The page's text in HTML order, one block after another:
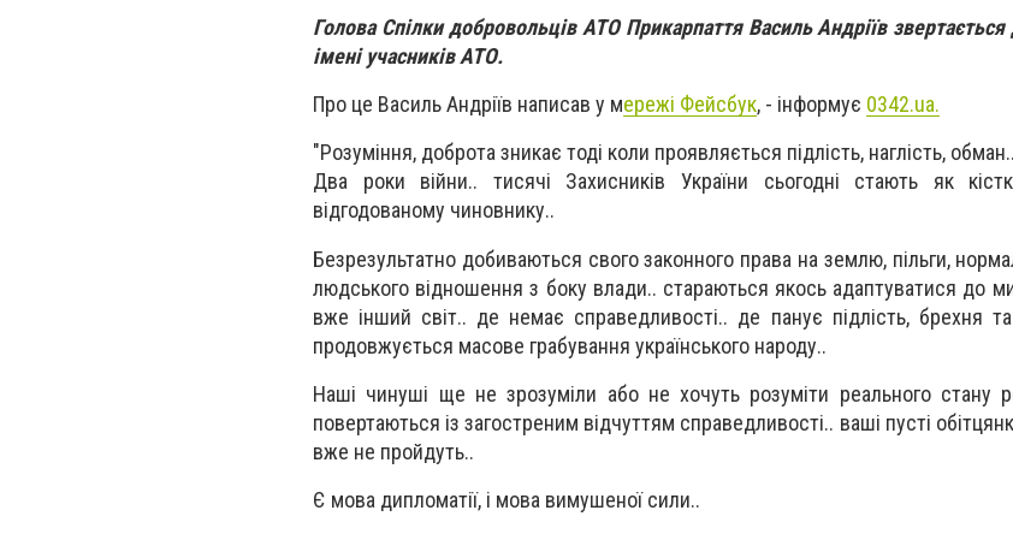
Голова Спілки добровольців АТО Прикарпаття Василь Андріїв звертається
імені учасників АТО.
Про це Василь Андріїв написав у мережі Фейсбук, - інформує 0342.ua.
"Розуміння, доброта зникає тоді коли проявляється підлість, наглість, обман..
Два роки війни.. тисячі Захисників України сьогодні стають як
відгодованому чиновнику..
Безрезультатно добиваються свого законного права на землю, пільги,
людського відношення з боку влади.. стараються якось адаптуватися до
вже інший світ.. де немає справедливості.. де панує підлість, брехня
продовжується масове грабування українського народу..
Наші чинуші ще не зрозуміли або не хочуть розуміти реального стану
повертаються із загостреним відчуттям справедливості.. ваші пусті
вже не пройдуть..
Є мова дипломатії, і мова вимушеної сили..